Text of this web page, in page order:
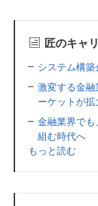
匠のキャ
システム構
激変する金
ーケットが拡
金融業界で
組む時代へ
もっと読む